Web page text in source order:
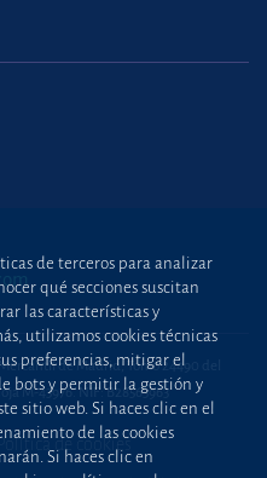
de Madrid, Tomo 24490 del
M-43976. NIF: B28563963
de cookies
de terceros para analizar
qué secciones suscitan
las características y
utilizamos cookies técnicas
preferencias, mitigar el
bots y permitir la gestión y
sitio web. Si haces clic en el
de las cookies
Si haces clic en